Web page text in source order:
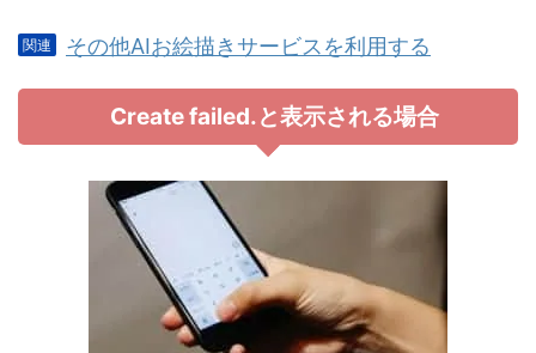
その他AIお絵描きサービスを利用する
Create failed.と表示される場合